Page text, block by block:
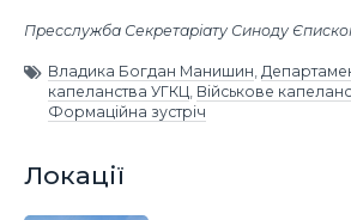
Пресслужба Секретаріату Синоду
Владика Богдан Манишин,
капеланства УГКЦ, Військове
Формаційна зустріч
Локації